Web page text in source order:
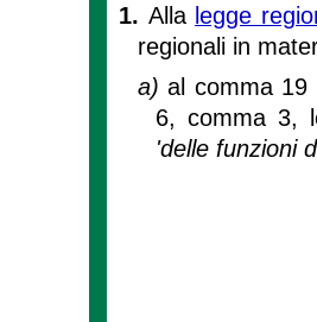
1. Alla legge
regionali in
a)al comma 19
6, comma 3,
'delle funzioni